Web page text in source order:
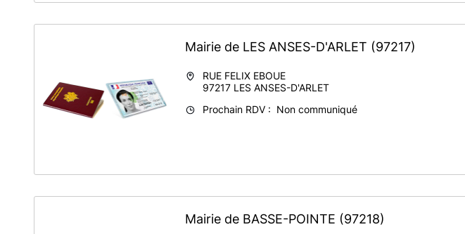
Mairie de LES ANSES-D'ARLET (97217)
RUE FELIX EBOUE
97217 LES ANSES-D'ARLET
Prochain RDV : Non communiqué
Mairie de BASSE-POINTE (97218)